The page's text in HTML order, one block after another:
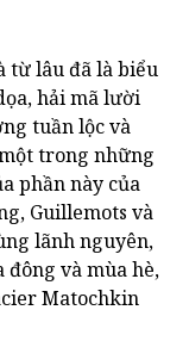
từ lâu đã là biểu
hải mã lười
tuần lộc và
trong những
phần này của
Guillemots và
lãnh nguyên,
và mùa hè,
Matochkin